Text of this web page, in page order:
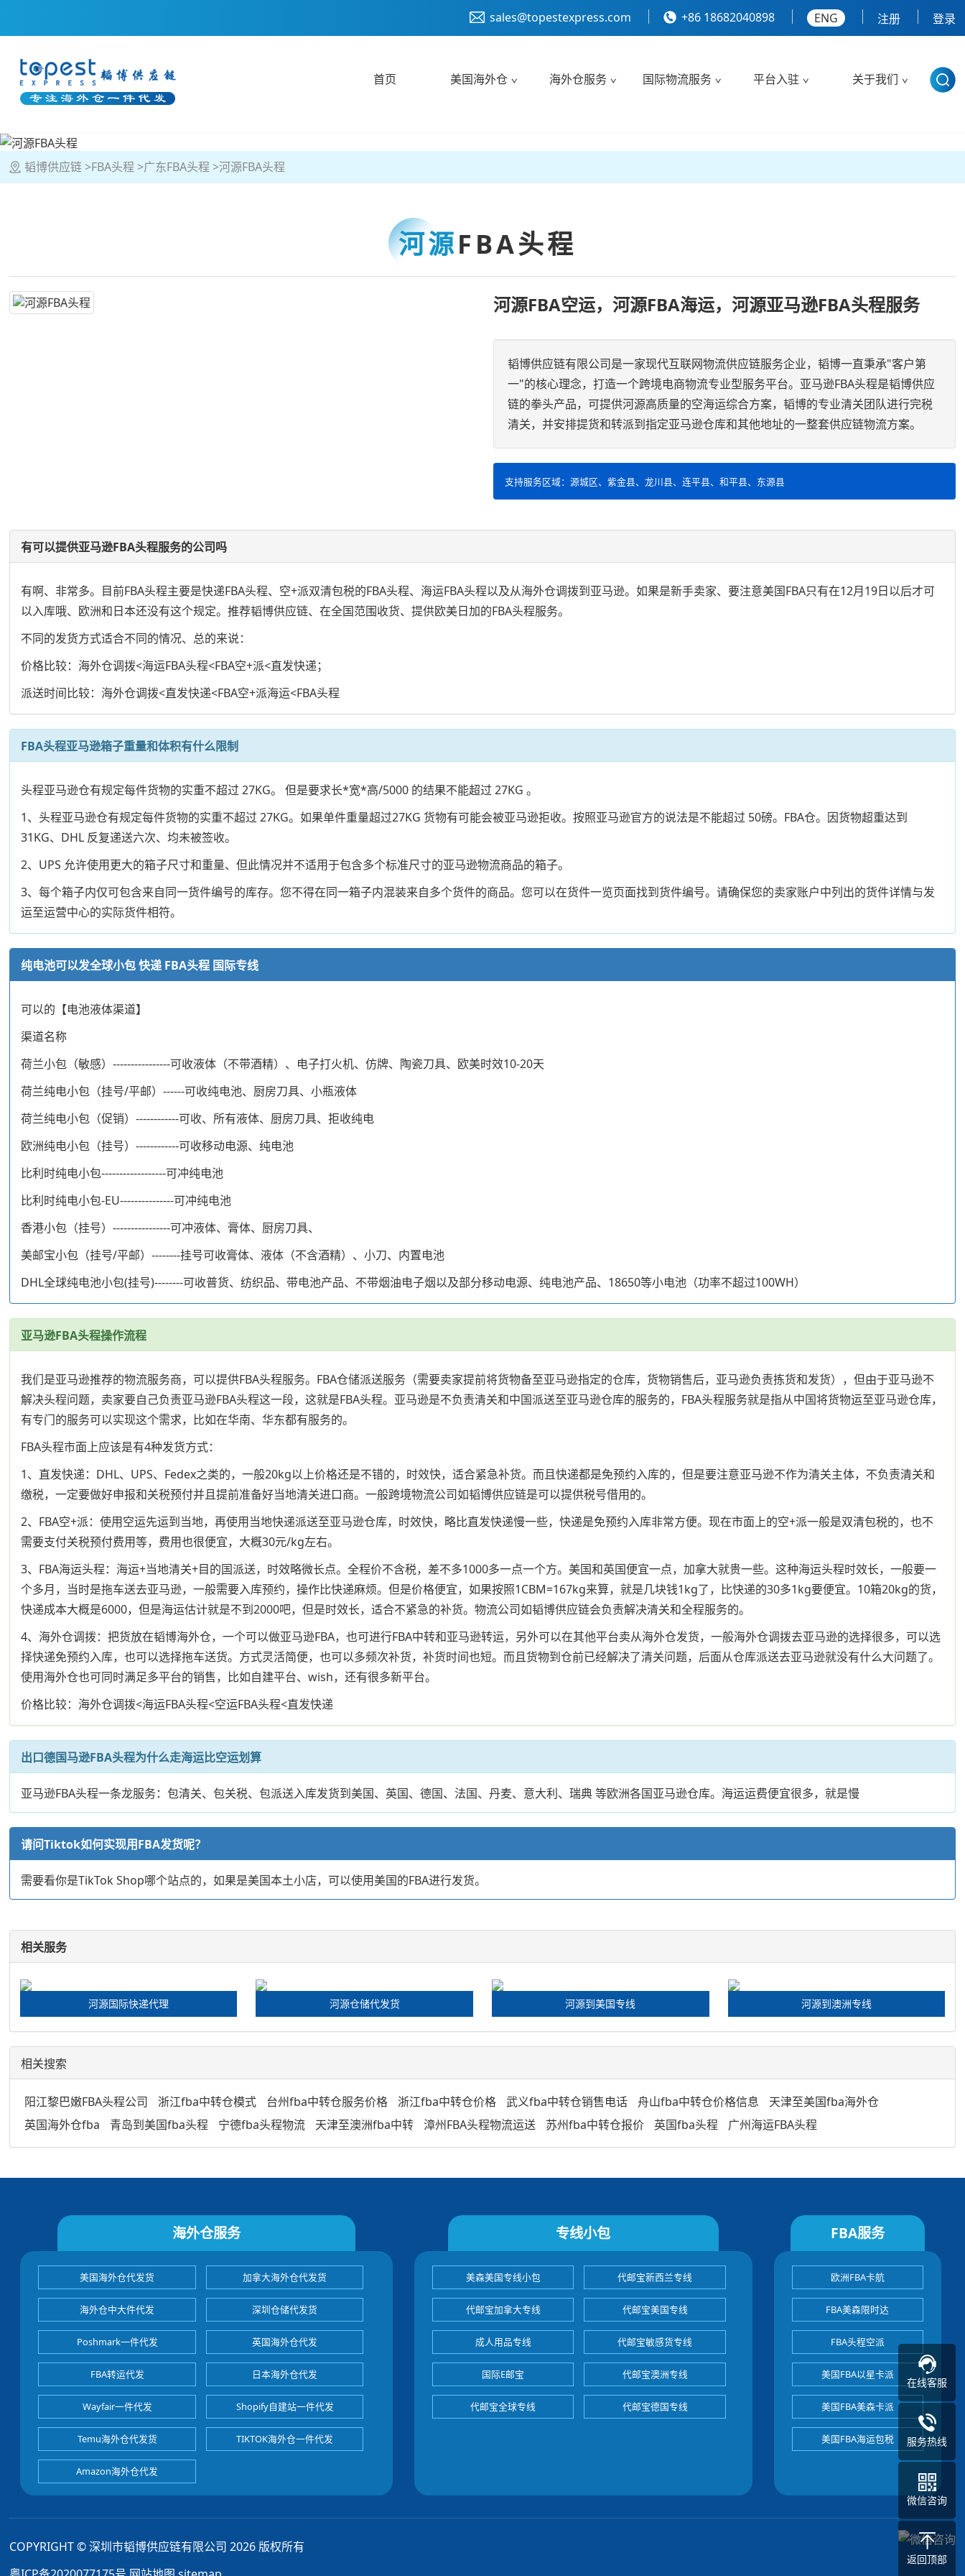
sales@topestexpress.com +86 18682040898 ENG 注册 登录
首页 美国海外仓 海外仓服务 国际物流服务 平台入驻 关于我们
韬博供应链 FBA头程 广东FBA头程 河源FBA头程
河源FBA头程
河源FBA空运，河源FBA海运，河源亚马逊FBA头程服务
韬博供应链有限公司是一家现代互联网物流供应链服务企业，韬博一直秉承"客户第
一"的核心理念，打造一个跨境电商物流专业型服务平台。亚马逊FBA头程是韬博供应
链的拳头产品，可提供河源高质量的空海运综合方案，韬博的专业清关团队进行完税
清关，并安排提货和转派到指定亚马逊仓库和其他地址的一整套供应链物流方案。
支持服务区域：源城区、紫金县、龙川县、连平县、和平县、东源县
有可以提供亚马逊FBA头程服务的公司吗
有啊、非常多。目前FBA头程主要是快递FBA头程、空+派双清包税的FBA头程、海运FBA头程以及从海外仓调拨到亚马逊。如果是新手卖家、要注意美国FBA只有在12月19日以后才可
以入库哦、欧洲和日本还没有这个规定。推荐韬博供应链、在全国范围收货、提供欧美日加的FBA头程服务。
不同的发货方式适合不同的情况、总的来说：
价格比较：海外仓调拨<海运FBA头程<FBA空+派<直发快递；
派送时间比较：海外仓调拨<直发快递<FBA空+派海运<FBA头程
FBA头程亚马逊箱子重量和体积有什么限制
头程亚马逊仓有规定每件货物的实重不超过 27KG。 但是要求长*宽*高/5000 的结果不能超过 27KG 。
1、头程亚马逊仓有规定每件货物的实重不超过 27KG。如果单件重量超过27KG 货物有可能会被亚马逊拒收。按照亚马逊官方的说法是不能超过 50磅。FBA仓。因货物超重达到
31KG、DHL 反复递送六次、均未被签收。
2、UPS 允许使用更大的箱子尺寸和重量、但此情况并不适用于包含多个标准尺寸的亚马逊物流商品的箱子。
3、每个箱子内仅可包含来自同一货件编号的库存。您不得在同一箱子内混装来自多个货件的商品。您可以在货件一览页面找到货件编号。请确保您的卖家账户中列出的货件详情与发
运至运营中心的实际货件相符。
纯电池可以发全球小包 快递 FBA头程 国际专线
可以的【电池液体渠道】
渠道名称
荷兰小包（敏感）----------------可收液体（不带酒精）、电子打火机、仿牌、陶瓷刀具、欧美时效10-20天
荷兰纯电小包（挂号/平邮）------可收纯电池、厨房刀具、小瓶液体
荷兰纯电小包（促销）------------可收、所有液体、厨房刀具、拒收纯电
欧洲纯电小包（挂号）------------可收移动电源、纯电池
比利时纯电小包------------------可冲纯电池
比利时纯电小包-EU---------------可冲纯电池
香港小包（挂号）----------------可冲液体、膏体、厨房刀具、
美邮宝小包（挂号/平邮）--------挂号可收膏体、液体（不含酒精）、小刀、内置电池
DHL全球纯电池小包(挂号)--------可收普货、纺织品、带电池产品、不带烟油电子烟以及部分移动电源、纯电池产品、18650等小电池（功率不超过100WH）
亚马逊FBA头程操作流程
我们是亚马逊推荐的物流服务商，可以提供FBA头程服务。FBA仓储派送服务（需要卖家提前将货物备至亚马逊指定的仓库，货物销售后，亚马逊负责拣货和发货），但由于亚马逊不
解决头程问题，卖家要自己负责亚马逊FBA头程这一段，这就是FBA头程。亚马逊是不负责清关和中国派送至亚马逊仓库的服务的，FBA头程服务就是指从中国将货物运至亚马逊仓库，
有专门的服务可以实现这个需求，比如在华南、华东都有服务的。
FBA头程市面上应该是有4种发货方式：
1、直发快递：DHL、UPS、Fedex之类的，一般20kg以上价格还是不错的，时效快，适合紧急补货。而且快递都是免预约入库的，但是要注意亚马逊不作为清关主体，不负责清关和
缴税，一定要做好申报和关税预付并且提前准备好当地清关进口商。一般跨境物流公司如韬博供应链是可以提供税号借用的。
2、FBA空+派：使用空运先运到当地，再使用当地快递派送至亚马逊仓库，时效快，略比直发快递慢一些，快递是免预约入库非常方便。现在市面上的空+派一般是双清包税的，也不
需要支付关税预付费用等，费用也很便宜，大概30元/kg左右。
3、FBA海运头程：海运+当地清关+目的国派送，时效略微长点。全程价不含税，差不多1000多一点一个方。美国和英国便宜一点，加拿大就贵一些。这种海运头程时效长，一般要一
个多月，当时是拖车送去亚马逊，一般需要入库预约，操作比快递麻烦。但是价格便宜，如果按照1CBM=167kg来算，就是几块钱1kg了，比快递的30多1kg要便宜。10箱20kg的货，
快递成本大概是6000，但是海运估计就是不到2000吧，但是时效长，适合不紧急的补货。物流公司如韬博供应链会负责解决清关和全程服务的。
4、海外仓调拨：把货放在韬博海外仓，一个可以做亚马逊FBA，也可进行FBA中转和亚马逊转运，另外可以在其他平台卖从海外仓发货，一般海外仓调拨去亚马逊的选择很多，可以选
择快递免预约入库，也可以选择拖车送货。方式灵活简便，也可以多频次补货，补货时间也短。而且货物到仓前已经解决了清关问题，后面从仓库派送去亚马逊就没有什么大问题了。
使用海外仓也可同时满足多平台的销售，比如自建平台、wish，还有很多新平台。
价格比较：海外仓调拨<海运FBA头程<空运FBA头程<直发快递
出口德国马逊FBA头程为什么走海运比空运划算
亚马逊FBA头程一条龙服务：包清关、包关税、包派送入库发货到美国、英国、德国、法国、丹麦、意大利、瑞典 等欧洲各国亚马逊仓库。海运运费便宜很多，就是慢
请问Tiktok如何实现用FBA发货呢？
需要看你是TikTok Shop哪个站点的，如果是美国本土小店，可以使用美国的FBA进行发货。
相关服务
河源国际快递代理 河源仓储代发货 河源到美国专线 河源到澳洲专线
相关搜索
阳江黎巴嫩FBA头程公司 浙江fba中转仓模式 台州fba中转仓服务价格 浙江fba中转仓价格 武义fba中转仓销售电话 舟山fba中转仓价格信息
天津至美国fba海外仓
英国海外仓fba
青岛到美国fba头程 宁德fba头程物流 天津至澳洲fba中转 漳州FBA头程物流运送 苏州fba中转仓报价 英国fba头程 广州海运FBA头程
海外仓服务
美国海外仓代发货 加拿大海外仓代发货
海外仓中大件代发 深圳仓储代发货
Poshmark一件代发 英国海外仓代发
FBA转运代发 日本海外仓代发
Wayfair一件代发 Shopify自建站一件代发
Temu海外仓代发货 TIKTOK海外仓一件代发
Amazon海外仓代发
专线小包
美森美国专线小包 代邮宝新西兰专线
代邮宝加拿大专线 代邮宝美国专线
成人用品专线 代邮宝敏感货专线
国际E邮宝 代邮宝澳洲专线
代邮宝全球专线 代邮宝德国专线
FBA服务
欧洲FBA卡航
FBA美森限时达
FBA头程空派
美国FBA以星卡派
美国FBA美森卡派
美国FBA海运包税
COPYRIGHT © 深圳市韬博供应链有限公司 2026 版权所有
在线客服
服务热线
微信咨询
返回顶部